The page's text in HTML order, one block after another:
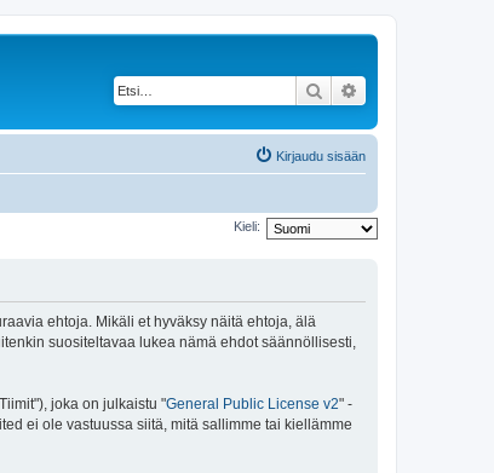
Etsi
Kirjaudu sisään
Kieli:
ehtoja. Mikäli et hyväksy näitä ehtoja, älä
suositeltavaa lukea nämä ehdot säännöllisesti,
joka on julkaistu "General Public License v2" -
ei ole vastuussa siitä, mitä sallimme tai kiellämme